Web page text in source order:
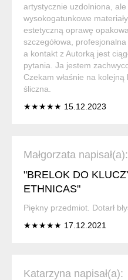
artystycznie uzdolniona,
wysokogatunkowe
estetyczną oprawę
szczegółowa,
a kontakt z Autorką jest
pytania. Ja jestem
Czekam właśnie na
śliczna.
★★★★★ 15.12.2023
Małgorzata napisał(a):
"BRELOK DO
ETHNICAS"
Piękny przedmiot. Dotarł
★★★★★ 17.12.2021
Katarzyna napisał(a):